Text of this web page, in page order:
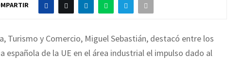
Turismo y Comercio, Miguel Sebastián, destacó entre los
española de la UE en el área industrial el impulso dado al